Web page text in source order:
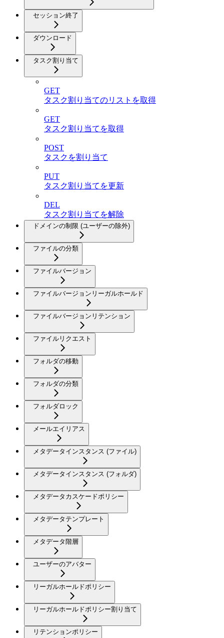
セッション終了
ダウンロード
タスク割り当て
GET
タスク割り当てのリストを取得
GET
タスク割り当てを取得
POST
タスクを割り当て
PUT
タスク割り当てを更新
DEL
タスク割り当てを解除
ドメインの制限 (ユーザーの除外)
ファイルの分類
ファイルバージョン
ファイルバージョンリーガルホールド
ファイルバージョンリテンション
ファイルリクエスト
フォルダの移動
フォルダの分類
フォルダロック
メールエイリアス
メタデータインスタンス (ファイル)
メタデータインスタンス (フォルダ)
メタデータカスケードポリシー
メタデータテンプレート
メタデータ階層
ユーザーのアバター
リーガルホールドポリシー
リーガルホールドポリシー割り当て
リテンションポリシー